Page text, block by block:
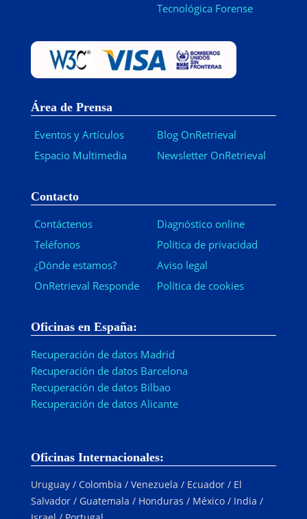
Tecnológica Forense
Área de Prensa
Eventos y Artículos
Espacio Multimedia
Blog OnRetrieval
Newsletter OnRetrieval
Contacto
Contáctenos
Teléfonos
¿Dónde estamos?
OnRetrieval Responde
Diagnóstico online
Política de privacidad
Aviso legal
Política de cookies
Oficinas en España:
Recuperación de datos Madrid
Recuperación de datos Barcelona
Recuperación de datos Bilbao
Recuperación de datos Alicante
Oficinas Internacionales:
Uruguay / Colombia / Venezuela / Ecuador / El
Salvador / Guatemala / Honduras / México / India /